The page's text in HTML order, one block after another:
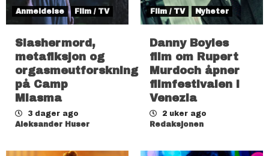
Anmeldelse Film / TV
Slashermord,
metafiksjon og
orgasmeutforskning
på Camp
Miasma
3 dager ago
Aleksander Huser
Film / TV Nyheter
Danny Boyles
film om Rupert
Murdoch åpner
filmfestivalen i
Venezia
2 uker ago
Redaksjonen